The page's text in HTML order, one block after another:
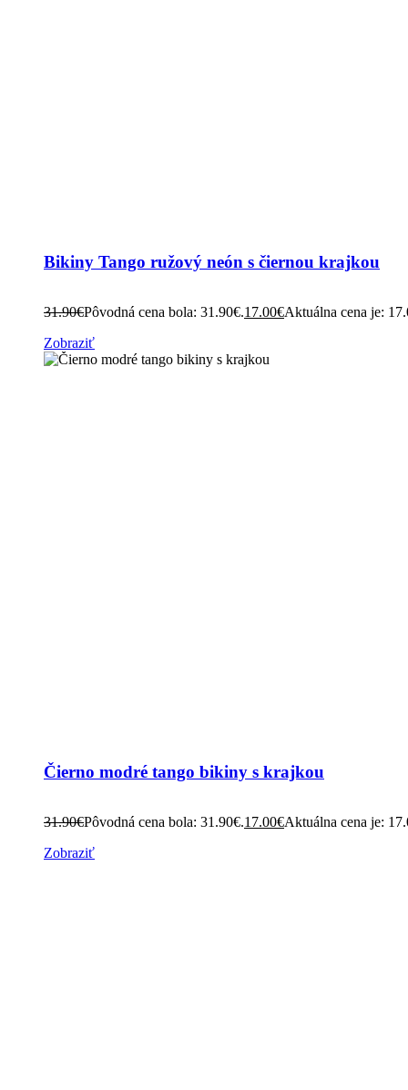
Bikiny Tango ružový neón s čiernou krajkou
31.90€Pôvodná cena bola: 31.90€.17.00€Aktuálna cena je:
Zobraziť
Čierno modré tango bikiny s krajkou
31.90€Pôvodná cena bola: 31.90€.17.00€Aktuálna cena je:
Zobraziť